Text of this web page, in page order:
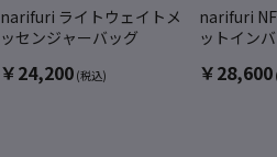
narifuri ライトウェイトメ
ッセンジャーバッグ
￥24,200 (税込)
narifuri
ットイン
￥28,600